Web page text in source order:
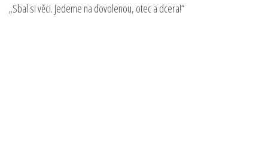
„Sbal si věci. Jedeme na dovolenou, otec a dcera!“